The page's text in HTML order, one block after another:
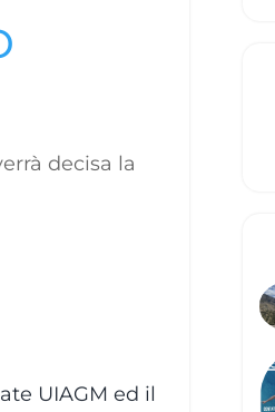
decisa la
UIAGM ed il